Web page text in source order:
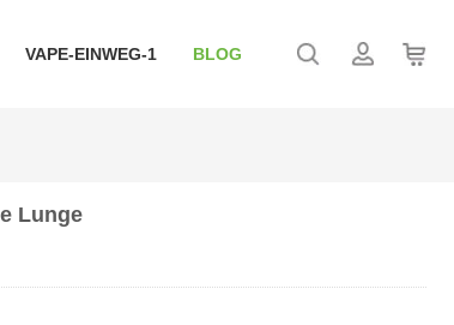
VAPE-EINWEG-1 BLOG
Lunge